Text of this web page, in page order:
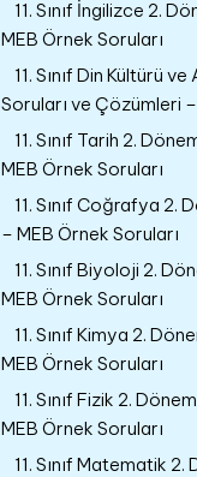
11. Sınıf İngilizce 2.
MEB Örnek Soruları
11. Sınıf Din Kültürü
Soruları ve Çözümleri
11. Sınıf Tarih 2.
MEB Örnek Soruları
11. Sınıf Coğrafya 2.
– MEB Örnek Soruları
11. Sınıf Biyoloji 2.
MEB Örnek Soruları
11. Sınıf Kimya 2.
MEB Örnek Soruları
11. Sınıf Fizik 2.
MEB Örnek Soruları
11. Sınıf Matematik 2.